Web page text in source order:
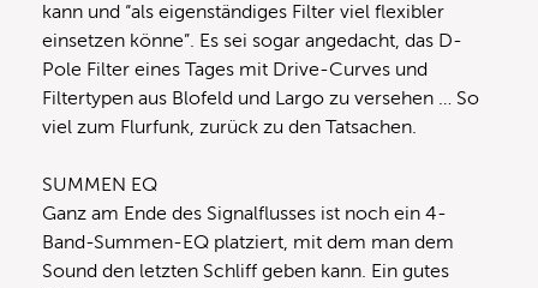
kann und “als eigenständiges Filter viel flexibler
einsetzen könne”. Es sei sogar angedacht, das D-
Pole Filter eines Tages mit Drive-Curves und
Filtertypen aus Blofeld und Largo zu versehen … So
viel zum Flurfunk, zurück zu den Tatsachen.
SUMMEN EQ
Ganz am Ende des Signalflusses ist noch ein 4-
Band-Summen-EQ platziert, mit dem man dem
Sound den letzten Schliff geben kann. Ein gutes